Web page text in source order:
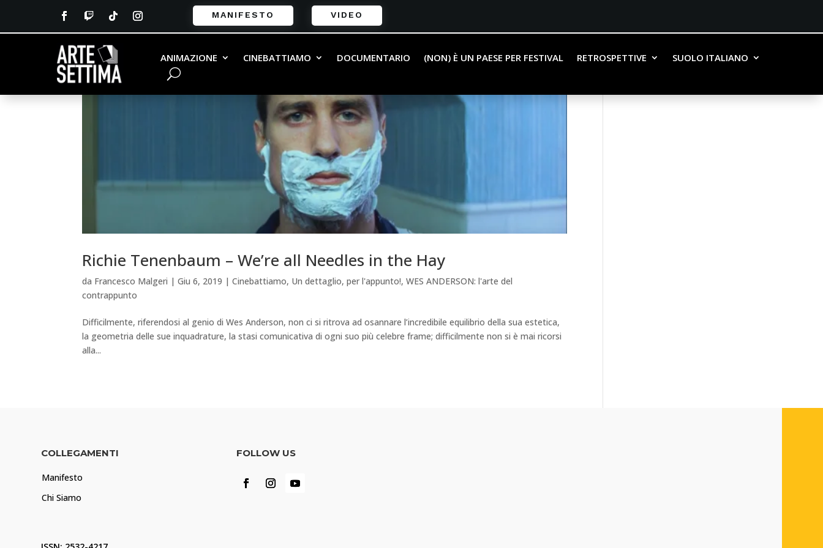
MANIFESTO VIDEO
ANIMAZIONE CINEBATTIAMO DOCUMENTARIO (NON) È UN PAESE PER FESTIVAL RETROSPETTIVE SUOLO ITALIANO
Richie Tenenbaum – We’re all Needles in the Hay
da Francesco Malgeri |Giu 6, 2019 |Cinebattiamo, Un dettaglio, per l'appunto!,WES ANDERSON: l'arte del
contrappunto
Difficilmente, riferendosi al genio di Wes Anderson, non ci si ritrova ad osannare l’incredibile equilibrio della sua estetica,
la geometria delle sue inquadrature, la stasi comunicativa di ogni suo più celebre frame; difficilmente non si è mai ricorsi
alla...
COLLEGAMENTI
Manifesto
Chi Siamo
FOLLOW US